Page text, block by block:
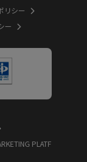
リシー
ー
PLATF